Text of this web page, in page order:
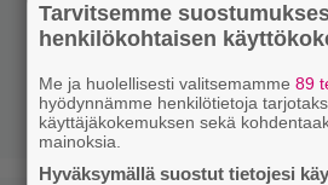
Tarvitsemme
henkilökohtaisen
Me ja huolellisesti valitsemamme89
hyödynnämme henkilötietoja
käyttäjäkokemuksen sekä
mainoksia.
Hyväksymällä suostut tietojesi